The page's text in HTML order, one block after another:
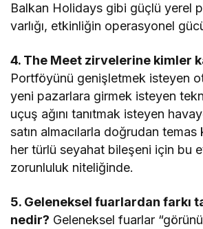
Balkan Holidays gibi güçlü yerel
varlığı, etkinliğin operasyonel
4. The Meet zirvelerine kimler
Portföyünü genişletmek isteyen
yeni pazarlara girmek isteyen
uçuş ağını tanıtmak isteyen
satın almacılarla doğrudan
her türlü seyahat bileşeni için bu
zorunluluk niteliğinde.
5. Geleneksel fuarlardan farkı
nedir? Geleneksel fuarlar